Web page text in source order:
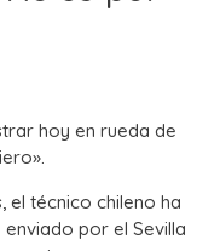
hoy en rueda de
el técnico chileno ha
por el Sevilla